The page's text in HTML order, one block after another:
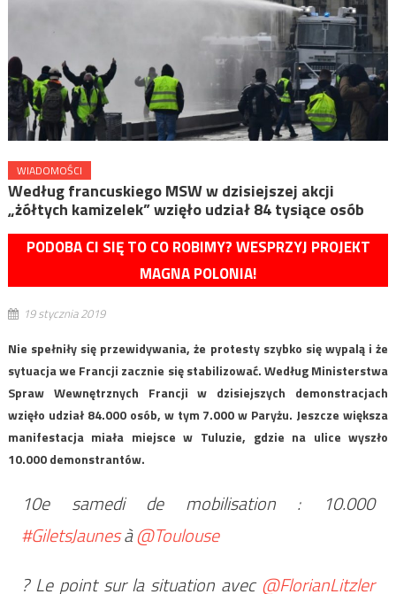
WIADOMOŚCI
Według francuskiego MSW w dzisiejszej akcji
„żółtych kamizelek” wzięło udział 84 tysiące osób
PODOBA CI SIĘ TO CO ROBIMY? WESPRZYJ PROJEKT
MAGNA POLONIA!
19 stycznia 2019
Nie spełniły się przewidywania, że protesty szybko się wypalą i że
sytuacja we Francji zacznie się stabilizować. Według Ministerstwa
Spraw Wewnętrznych Francji w dzisiejszych demonstracjach
wzięło udział 84.000 osób, w tym 7.000 w Paryżu. Jeszcze większa
manifestacja miała miejsce w Tuluzie, gdzie na ulice wyszło
10.000 demonstrantów.
10e samedi de mobilisation : 10.000
#GiletsJaunesà@Toulouse
? Le point sur la situation avec@FlorianLitzler